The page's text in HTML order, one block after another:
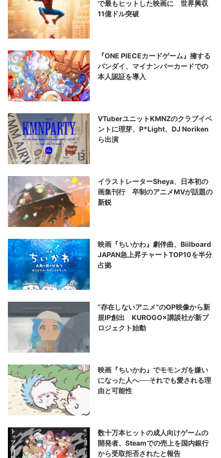
で最もヒットした映画に 世界興収
11億ドル突破
『ONE PIECEカードゲーム』擁する
バンダイ、マイナンバーカードでの
本人認証を導入
VTuberユニットKMNZのクラブイベ
ントに理芽、P*Light、DJ Noriken
ら出演
イラストレーターSheya、日本初の
画集刊行 卒制のアニメMVが話題の
新鋭
映画『ちいかわ』劇伴曲、Biilboard
JAPAN急上昇チャートTOP10を半分
占拠
“存在しないアニメ”のOP映像から新
規IP創出 KUROGO×講談社が新プ
ロジェクト始動
映画『ちいかわ』でモモンガを嫌い
になった人へ──それでも愛される理
由と可能性
数十万本ヒットの成人向けゲームの
開発者、Steamでの売上を国内銀行
から受取拒否されたと報告